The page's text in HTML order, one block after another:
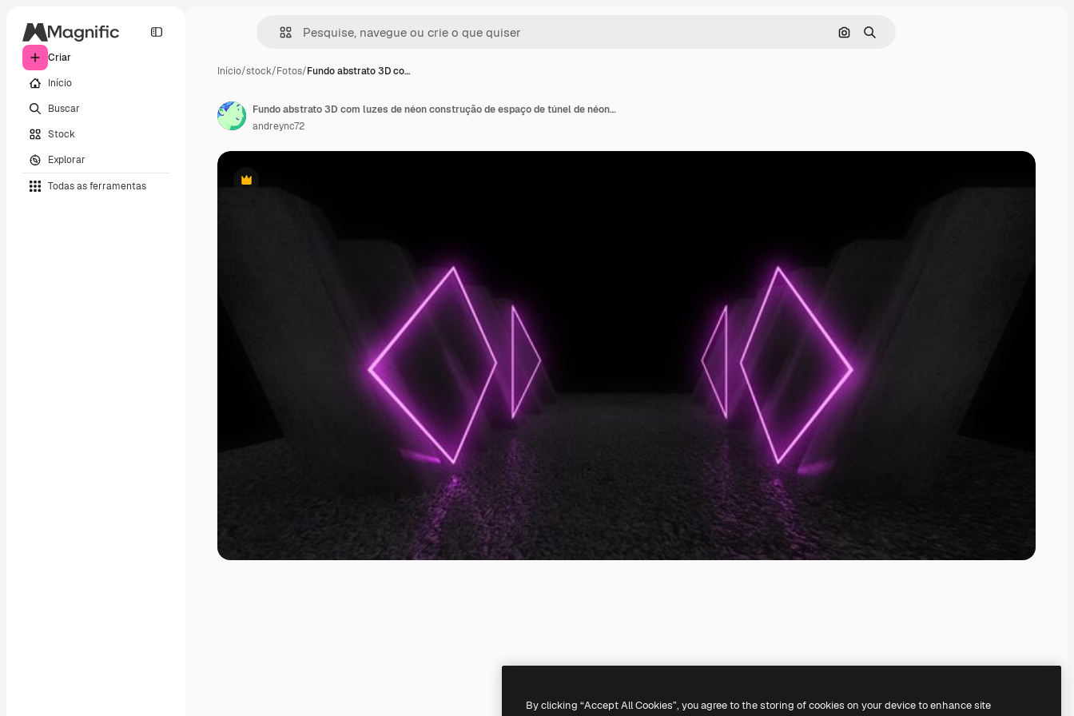
Criar
Início
Buscar
Stock
Explorar
Todas as ferramentas
Pesquisar por imagem
Buscar
Início/stock/Fotos/Fundo abstrato 3D co…
Premium
Fundo abstrato 3D com luzes de néon construção de espaço de túnel de néon ilustração 3D
andreync72
By clicking “Accept All Cookies”, you agree to the storing of cookies on your device to enhance site